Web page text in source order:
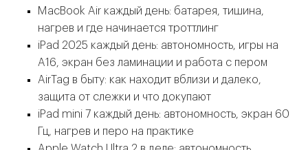
MacBook Air каждый день: батарея, тишина,
нагрев и где начинается троттлинг
iPad 2025 каждый день: автономность, игры на
A16, экран без ламинации и работа с пером
AirTag в быту: как находит вблизи и далеко,
защита от слежки и что докупают
iPad mini 7 каждый день: автономность, экран 60
Гц, нагрев и перо на практике